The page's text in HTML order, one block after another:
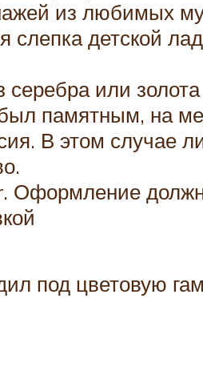
из любимых
слепка детской
серебра или
был памятным, на
В этом случае
под цветовую